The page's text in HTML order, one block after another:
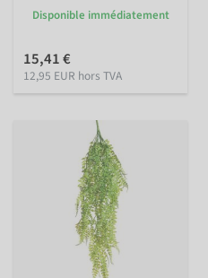
Disponible immédiatement
15,41 €
12,95 EUR hors TVA